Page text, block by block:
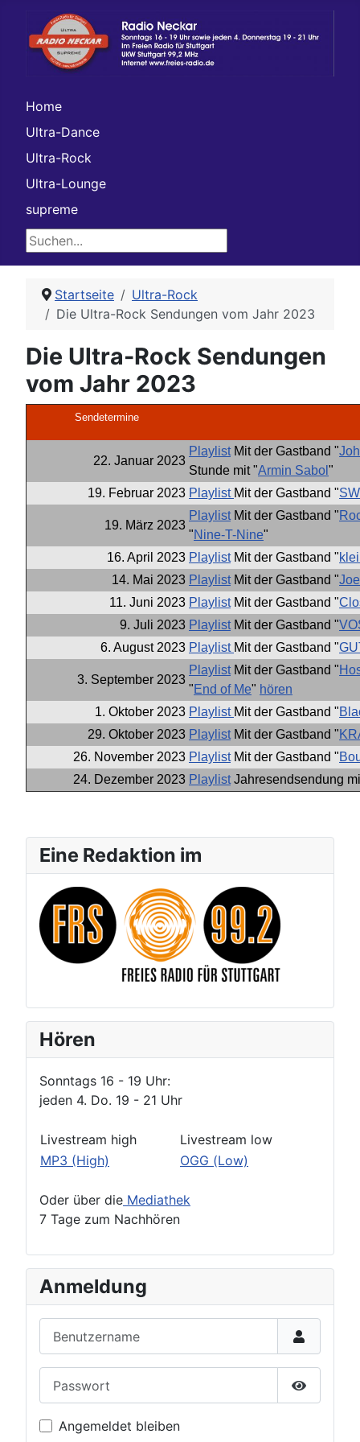
Home
Ultra-Dance
Ultra-Rock
Ultra-Lounge
supreme
Suchen...
Startseite
Ultra-Rock
Die Ultra-Rock Sendungen vom Jahr 2023
Die Ultra-Rock Sendungen
vom Jahr 2023
Sendetermine
22. Januar 2023
PlaylistMit der Gastband "
Stunde mit "Armin Sabol "
19. Februar 2023 Playlist Mit der Gastband "
19. März 2023
PlaylistMit der Gastband "
"Nine-T-Nine"
16. April 2023 PlaylistMit der Gastband "
14. Mai 2023 PlaylistMit der Gastband "
11. Juni 2023 PlaylistMit der Gastband "
9. Juli 2023 PlaylistMit der Gastband "
6. August 2023 Playlist Mit der Gastband "
3. September 2023
PlaylistMit der Gastband "
"End of Me" hören
1. Oktober 2023 Playlist Mit der Gastband "
29. Oktober 2023 PlaylistMit der Gastband "
26. November 2023 PlaylistMit der Gastband "
24. Dezember 2023 PlaylistJahresendsendung
Eine Redaktion im
Hören
Sonntags 16 - 19 Uhr:
jeden 4. Do. 19 - 21 Uhr
Livestream high
Livestream low
MP3 (High)
OGG (Low)
Oder über die Mediathek
7 Tage zum Nachhören
Anmeldung
Passwort
Angemeldet bleiben